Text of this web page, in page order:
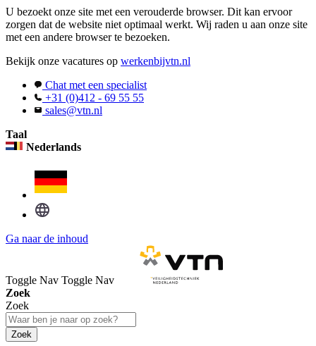
U bezoekt onze site met een verouderde browser. Dit kan ervoor
zorgen dat de website niet optimaal werkt. Wij raden u aan onze site
met een andere browser te bezoeken.
Bekijk onze vacatures op werkenbijvtn.nl
Chat met een specialist
+31 (0)412 - 69 55 55
sales@vtn.nl
Taal
Nederlands
Ga naar de inhoud
Toggle Nav Toggle Nav
Zoek
Zoek
Zoek